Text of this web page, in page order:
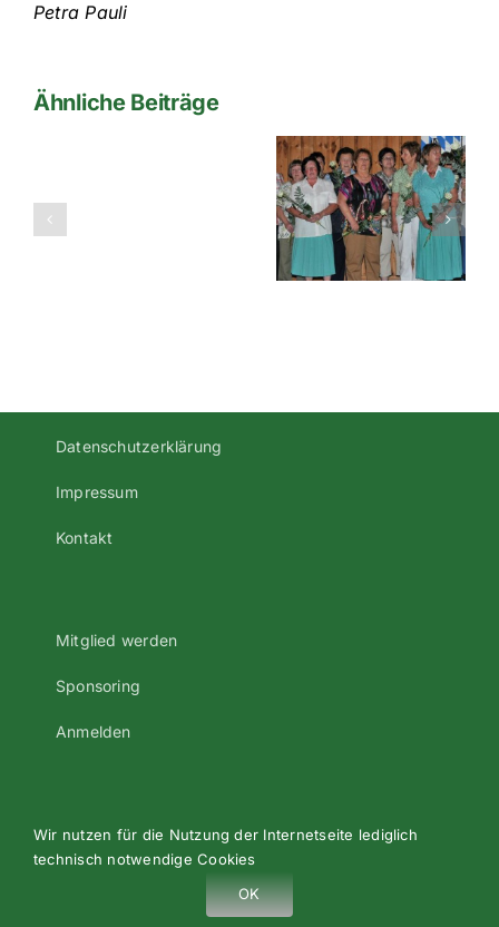
Petra Pauli
Ähnliche Beiträge
Datenschutzerklärung
Impressum
Kontakt
Mitglied werden
Sponsoring
Anmelden
©2023 Alle Rechte vorbehalten - Turnverein Oberndorf e.V.
- Donaustraße 88 - 93077 Bad Abbach
FacebookInstagram
Wir nutzen für die Nutzung der Internetseite lediglich
technisch notwendige Cookies
OK